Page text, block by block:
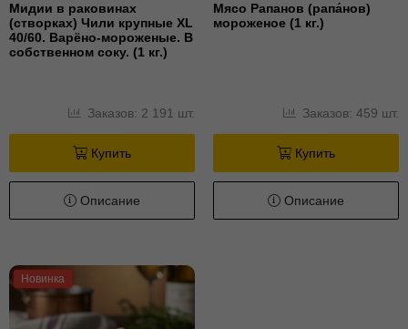
Мидии в раковинах
(створках) Чили крупные XL
40/60. Варёно-мороженые. В
собственном соку. (1 кг.)
Заказов: 2 191 шт.
Купить
Описание
Мясо Рапанов (рапа́нов)
мороженое (1 кг.)
Заказов: 459 шт.
Купить
Описание
Новинка